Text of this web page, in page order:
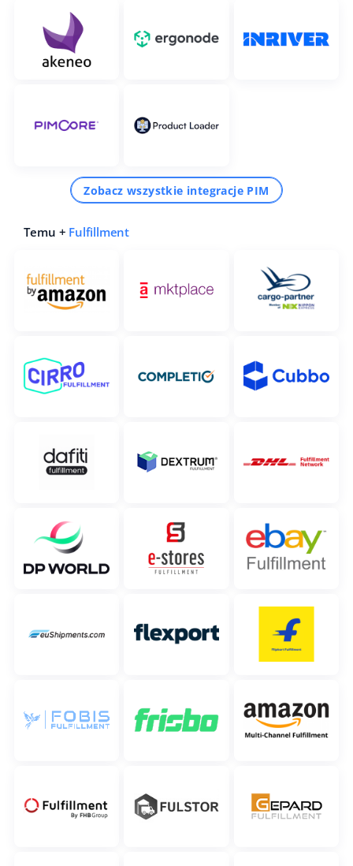
Zobacz wszystkie integracje PIM
Temu + Fulfillment